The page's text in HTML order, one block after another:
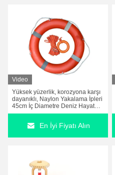
Video
Yüksek yüzerlik, korozyona karşı
dayanıklı, Naylon Yakalama İpleri
45cm İç Diametre Deniz Hayat
Kurtarma Halkası
En İyi Fiyatı Alın